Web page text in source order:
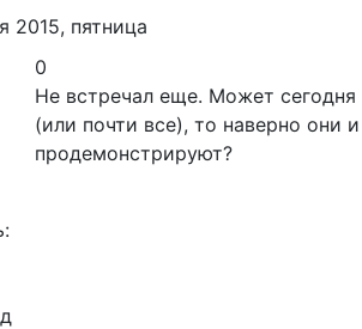
2015, пятница
0
Не встречал еще. Может
(или почти все), то наверно они
продемонстрируют?